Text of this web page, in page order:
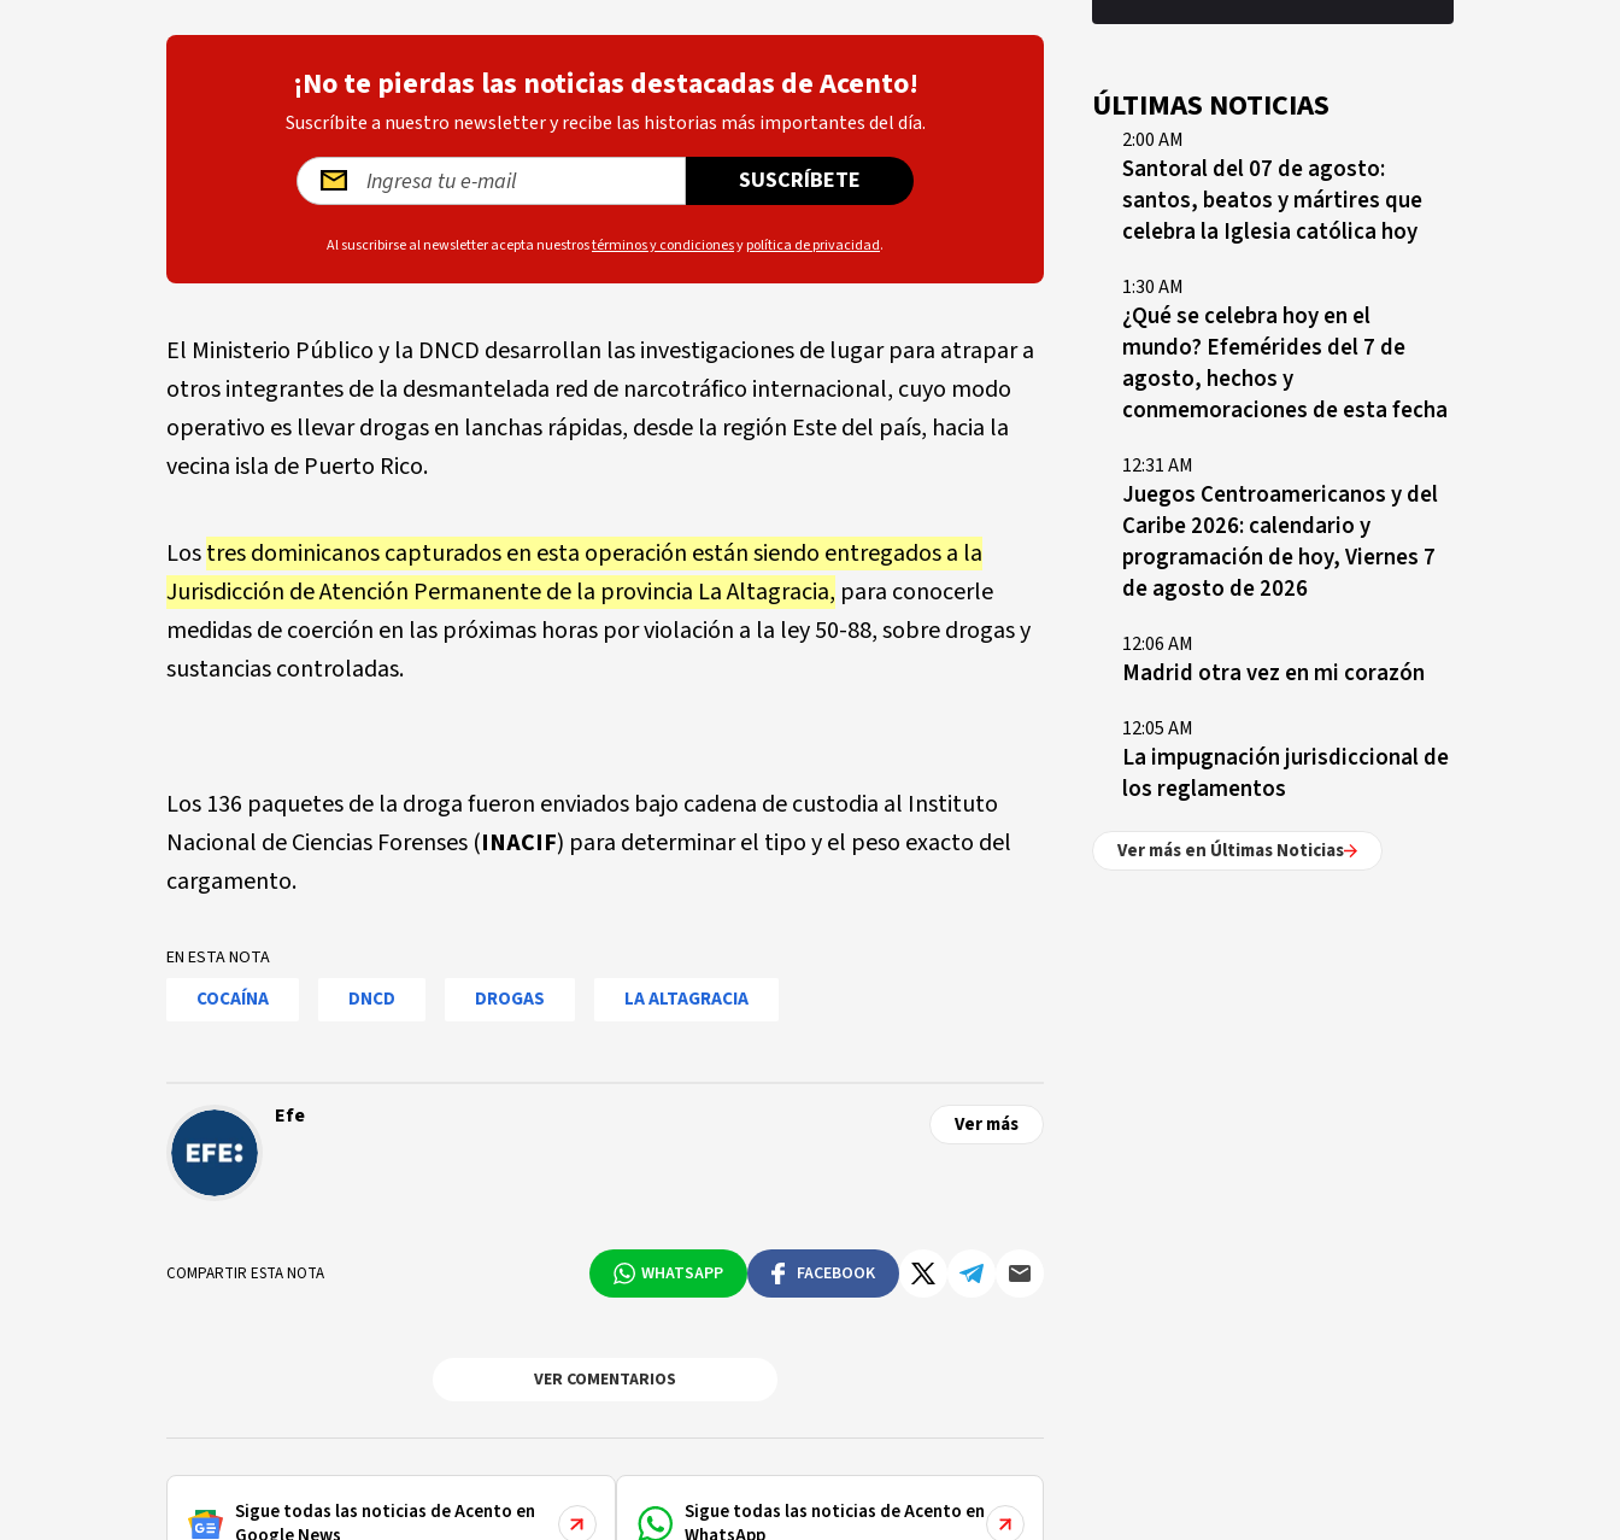
¡No te pierdas las noticias destacadas de Acento!
Suscríbite a nuestro newsletter y recibe las historias más importantes del día.
SUSCRÍBETE
Al suscribirse al newsletter acepta nuestrostérminos y condicionesypolítica de privacidad.
El Ministerio Público y la DNCD desarrollan las investigaciones de lugar para atrapar a
otros integrantes de la desmantelada red de narcotráfico internacional, cuyo modo
operativo es llevar drogas en lanchas rápidas, desde la región Este del país, hacia la
vecina isla de Puerto Rico.
Lostres dominicanos capturados en esta operación están siendo entregados a la
Jurisdicción de Atención Permanente de la provincia La Altagracia, para conocerle
medidas de coerción en las próximas horas por violación a la ley 50-88, sobre drogas y
sustancias controladas.
Los 136 paquetes de la droga fueron enviados bajo cadena de custodia al Instituto
Nacional de Ciencias Forenses (INACIF) para determinar el tipo y el peso exacto del
cargamento.
EN ESTA NOTA
COCAÍNA DNCD DROGAS LA ALTAGRACIA
Efe Ver más
COMPARTIR ESTA NOTA WHATSAPP FACEBOOK
VER COMENTARIOS
Sigue todas las noticias de Acento en
Sigue todas las noticias de Acento en
ÚLTIMAS NOTICIAS
2:00 AM
Santoral del 07 de agosto:
santos, beatos y mártires que
celebra la Iglesia católica hoy
1:30 AM
¿Qué se celebra hoy en el
mundo? Efemérides del 7 de
agosto, hechos y
conmemoraciones de esta fecha
12:31 AM
Juegos Centroamericanos y del
Caribe 2026: calendario y
programación de hoy, Viernes 7
de agosto de 2026
12:06 AM
Madrid otra vez en mi corazón
12:05 AM
La impugnación jurisdiccional de
los reglamentos
Ver más en Últimas Noticias